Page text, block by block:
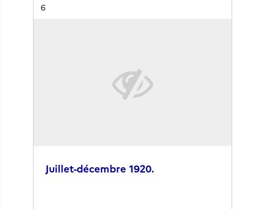
Résultat n°
6
Juillet-décembre 1920.